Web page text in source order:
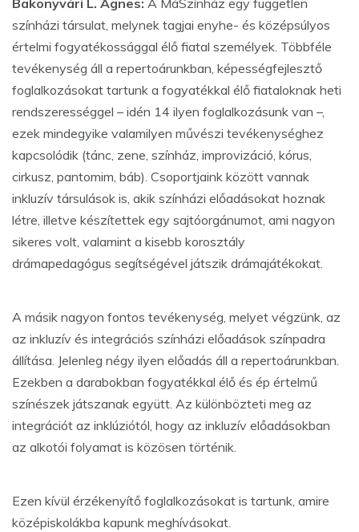
Bakonyvári L. Ágnes: A MáSzínház egy független
színházi társulat, melynek tagjai enyhe- és középsúlyos
értelmi fogyatékossággal élő fiatal személyek. Többféle
tevékenység áll a repertoárunkban, képességfejlesztő
foglalkozásokat tartunk a fogyatékkal élő fiataloknak heti
rendszerességgel – idén 14 ilyen foglalkozásunk van –,
ezek mindegyike valamilyen művészi tevékenységhez
kapcsolódik (tánc, zene, színház, improvizáció, kórus,
cirkusz, pantomim, báb). Csoportjaink között vannak
inkluzív társulások is, akik színházi előadásokat hoznak
létre, illetve készítettek egy sajtóorgánumot, ami nagyon
sikeres volt, valamint a kisebb korosztály
drámapedagógus segítségével játszik drámajátékokat.
A másik nagyon fontos tevékenység, melyet végzünk, az
az inkluzív és integrációs színházi előadások színpadra
állítása. Jelenleg négy ilyen előadás áll a repertoárunkban.
Ezekben a darabokban fogyatékkal élő és ép értelmű
színészek játszanak együtt. Az különbözteti meg az
integrációt az inklúziótól, hogy az inkluzív előadásokban
az alkotói folyamat is közösen történik.
Ezen kívül érzékenyítő foglalkozásokat is tartunk, amire
középiskolákba kapunk meghívásokat.